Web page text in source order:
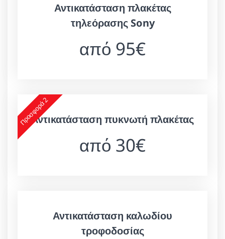
Αντικατάσταση πλακέτας
τηλεόρασης Sony
από 95€
Προσφορά 2
Αντικατάσταση πυκνωτή πλακέτας
από 30€
Αντικατάσταση καλωδίου
τροφοδοσίας